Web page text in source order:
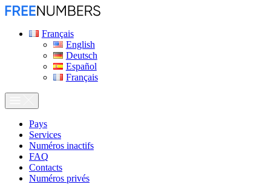
Français
English
Deutsch
Español
Français
Pays
Services
Numéros inactifs
FAQ
Contacts
Numéros privés